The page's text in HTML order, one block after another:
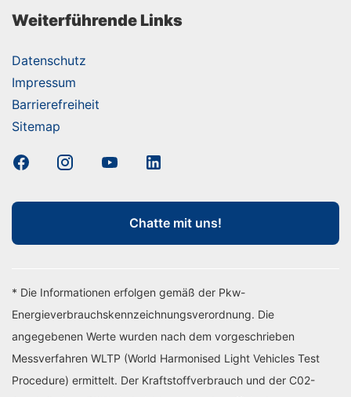
Weiterführende Links
Datenschutz
Impressum
Barrierefreiheit
Sitemap
Chatte mit uns!
* Die Informationen erfolgen gemäß der Pkw-
Energieverbrauchskennzeichnungsverordnung. Die
angegebenen Werte wurden nach dem vorgeschrieben
Messverfahren WLTP (World Harmonised Light Vehicles Test
Procedure) ermittelt. Der Kraftstoffverbrauch und der C02-